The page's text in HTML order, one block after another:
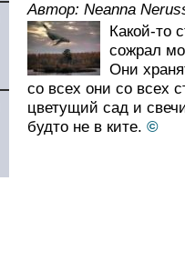
Автор: Neanna
Какой-то
сожрал
Они
со всех они со всех
цветущий сад и
будто не в ките. ©